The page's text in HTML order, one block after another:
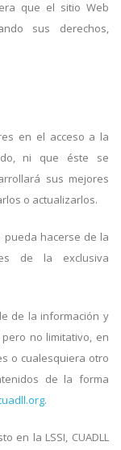
que el sitio Web
sus derechos,
en el acceso a la
ni que éste se
sus mejores
o actualizarlos.
pueda hacerse de la
de la exclusiva
de la información y
no limitativo, en
o cualesquiera otro
de la forma
.
en la LSSI, CUADLL